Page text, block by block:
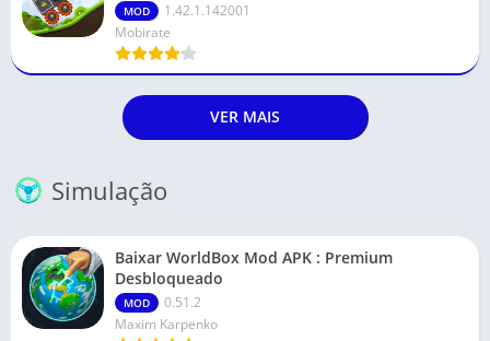
MOD
1.42.1.142001
Mobirate
VER MAIS
Simulação
Baixar WorldBox Mod APK : Premium
Desbloqueado
MOD
0.51.2
Maxim Karpenko